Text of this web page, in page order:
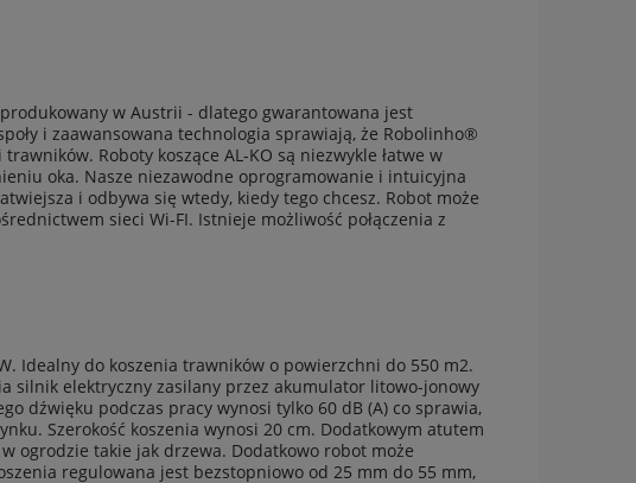
w Austrii - dlatego gwarantowana jest
i zaawansowana technologia sprawiają, że Robolinho®
Roboty koszące AL-KO są niezwykle łatwe w
oka. Nasze niezawodne oprogramowanie i intuicyjna
i odbywa się wtedy, kiedy tego chcesz. Robot może
sieci Wi-FI. Istnieje możliwość połączenia z
Idealny do koszenia trawników o powierzchni do 550 m2.
silnik elektryczny zasilany przez akumulator litowo-jonowy
dźwięku podczas pracy wynosi tylko 60 dB (A) co sprawia,
Szerokość koszenia wynosi 20 cm. Dodatkowym atutem
ogrodzie takie jak drzewa. Dodatkowo robot może
regulowana jest bezstopniowo od 25 mm do 55 mm,